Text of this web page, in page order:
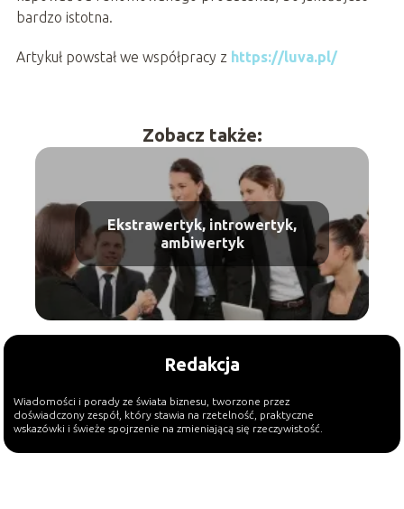
bardzo istotna.
Artykuł powstał we współpracy z https://luva.pl/
Zobacz także:
Ekstrawertyk, introwertyk,
ambiwertyk
Redakcja
Wiadomości i porady ze świata biznesu, tworzone przez
doświadczony zespół, który stawia na rzetelność, praktyczne
wskazówki i świeże spojrzenie na zmieniającą się rzeczywistość.